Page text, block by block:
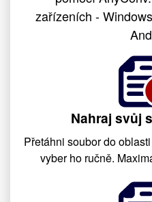
zařízeních -
Nahraj svůj
Přetáhni soubor do
vyber ho ručně.